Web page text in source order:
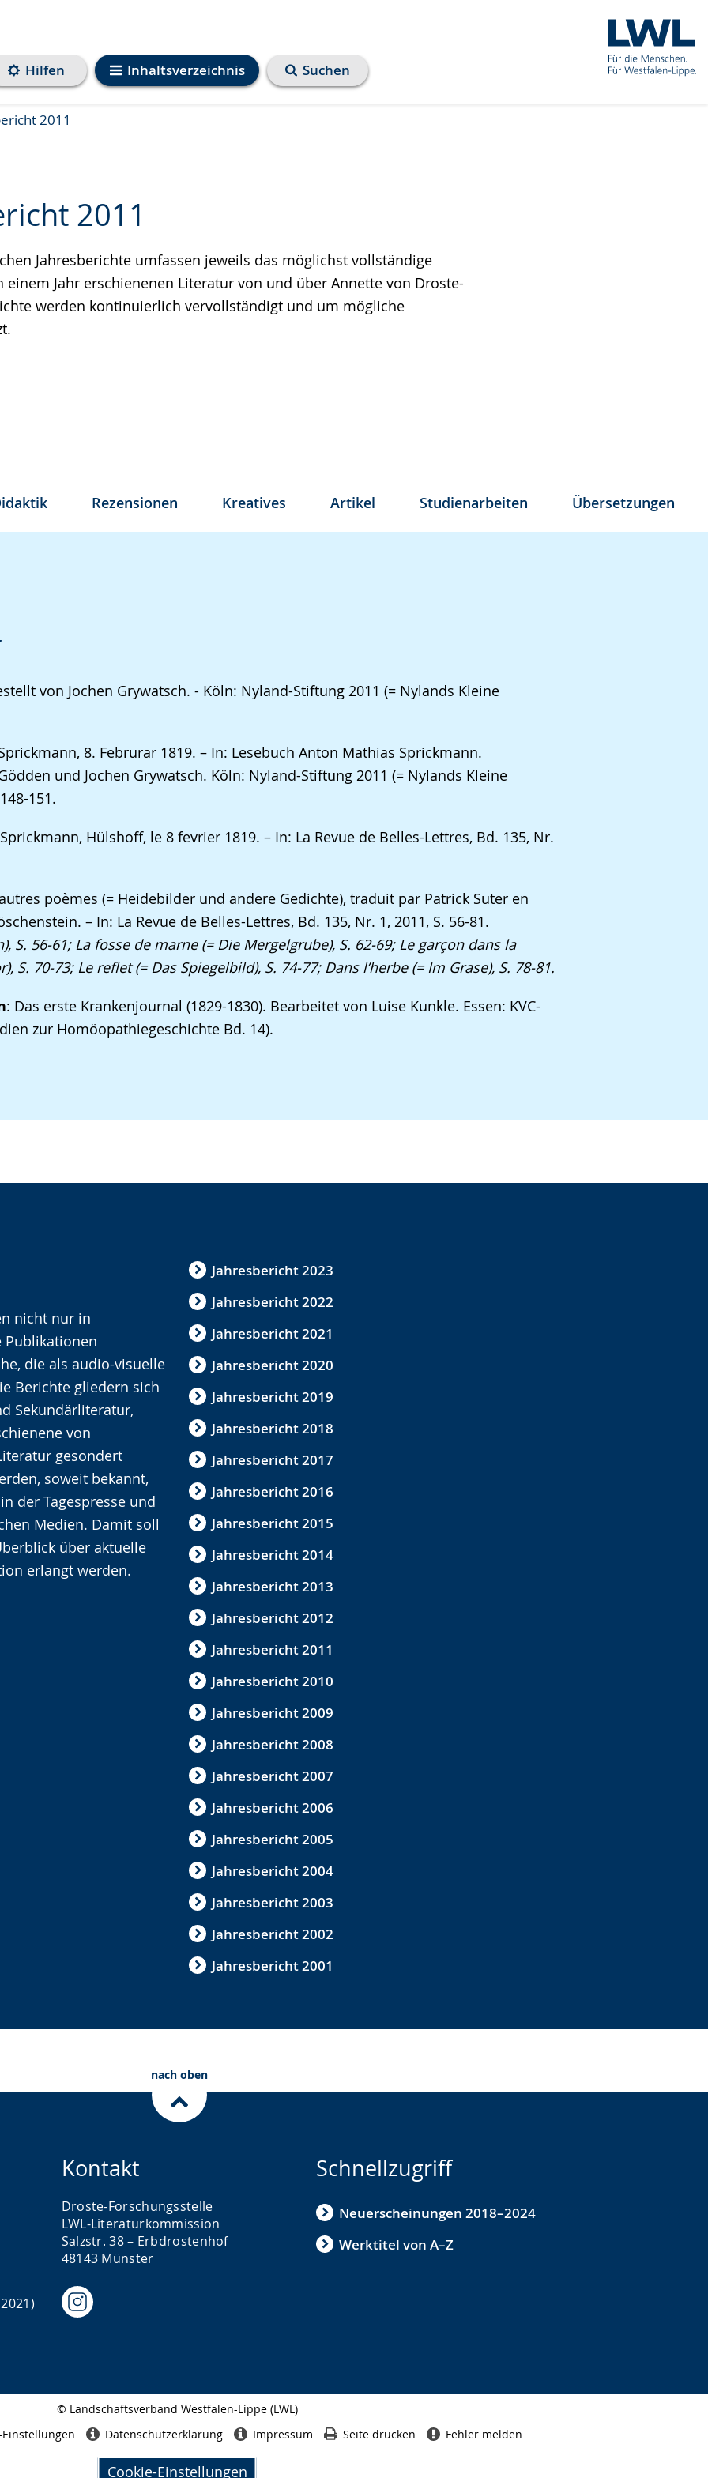
Inhaltsverzeichnis
Hilfen Suchen
Cookie-Einstellungen
2011
2011
Jahresberichte umfassen jeweils das möglichst vollständige
einem Jahr erschienenen Literatur von und über Annette von Droste-
werden kontinuierlich vervollständigt und um mögliche
Rezensionen Kreatives Artikel Studienarbeiten Übersetzungen
von Jochen Grywatsch. - Köln: Nyland-Stiftung 2011 (= Nylands Kleine
8. Februrar 1819. – In: Lesebuch Anton Mathias Sprickmann.
und Jochen Grywatsch. Köln: Nyland-Stiftung 2011 (= Nylands Kleine
151.
Hülshoff, le 8 fevrier 1819. – In: La Revue de Belles-Lettres, Bd. 135, Nr.
poèmes (= Heidebilder und andere Gedichte), traduit par Patrick Suter en
– In: La Revue de Belles-Lettres, Bd. 135, Nr. 1, 2011, S. 56-81.
S. 56-61; La fosse de marne (= Die Mergelgrube), S. 62-69; Le garçon dans la
S. 70-73; Le reflet (= Das Spiegelbild), S. 74-77; Dans l’herbe (= Im Grase), S. 78-81.
: Das erste Krankenjournal (1829-1830). Bearbeitet von Luise Kunkle. Essen: KVC-
zur Homöopathiegeschichte Bd. 14).
nicht nur in
Publikationen
die als audio-visuelle
Berichte gliedern sich
Sekundärliteratur,
von
gesondert
soweit bekannt,
der Tagespresse und
Medien. Damit soll
über aktuelle
erlangt werden.
Jahresbericht 2023
Jahresbericht 2022
Jahresbericht 2021
Jahresbericht 2020
Jahresbericht 2019
Jahresbericht 2018
Jahresbericht 2017
Jahresbericht 2016
Jahresbericht 2015
Jahresbericht 2014
Jahresbericht 2013
Jahresbericht 2012
Jahresbericht 2011
Jahresbericht 2010
Jahresbericht 2009
Jahresbericht 2008
Jahresbericht 2007
Jahresbericht 2006
Jahresbericht 2005
Jahresbericht 2004
Jahresbericht 2003
Jahresbericht 2002
Jahresbericht 2001
nach oben
Kontakt
Droste-Forschungsstelle
LWL-Literaturkommission
Salzstr. 38 – Erbdrostenhof
48143 Münster
Schnellzugriff
Neuerscheinungen 2018–2024
Werktitel von A–Z
© Landschaftsverband Westfalen-Lippe (LWL)
Einstellungen Datenschutzerklärung Impressum Seite drucken Fehler melden